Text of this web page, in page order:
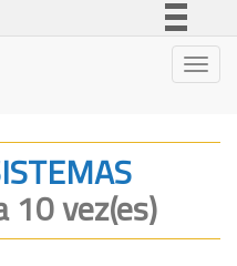
Legislação
Canais
10 vez(es)